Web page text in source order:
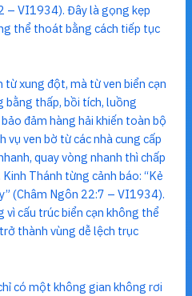
– VI1934). Đây là gọng kẹp
thể thoát bằng cách tiếp tục
từ xung đột, mà từ ven biển cạn
bằng thấp, bồi tích, luồng
đảm hàng hải khiến toàn bộ
vụ ven bờ từ các nhà cung cấp
quay vòng nhanh thì chấp
Thánh từng cảnh báo: “Kẻ
(Châm Ngôn 22:7 – VI1934).
cấu trúc biển cạn không thể
thành vùng dễ lệch trục
có một không gian không rơi